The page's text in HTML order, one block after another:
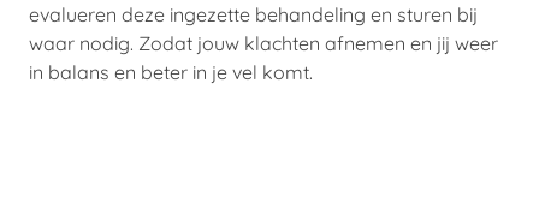
evalueren deze ingezette behandeling en sturen bij
waar nodig. Zodat jouw klachten afnemen en jij weer
in balans en beter in je vel komt.